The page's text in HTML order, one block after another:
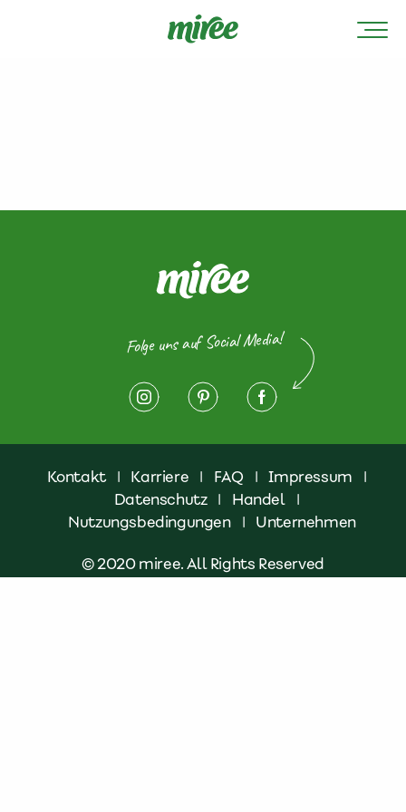
Folge uns auf Social Media!
Kontakt | Karriere | FAQ | Impressum
|
Datenschutz | Handel
|
Nutzungsbedingungen
| Unternehmen
© 2020 miree. All Rights Reserved